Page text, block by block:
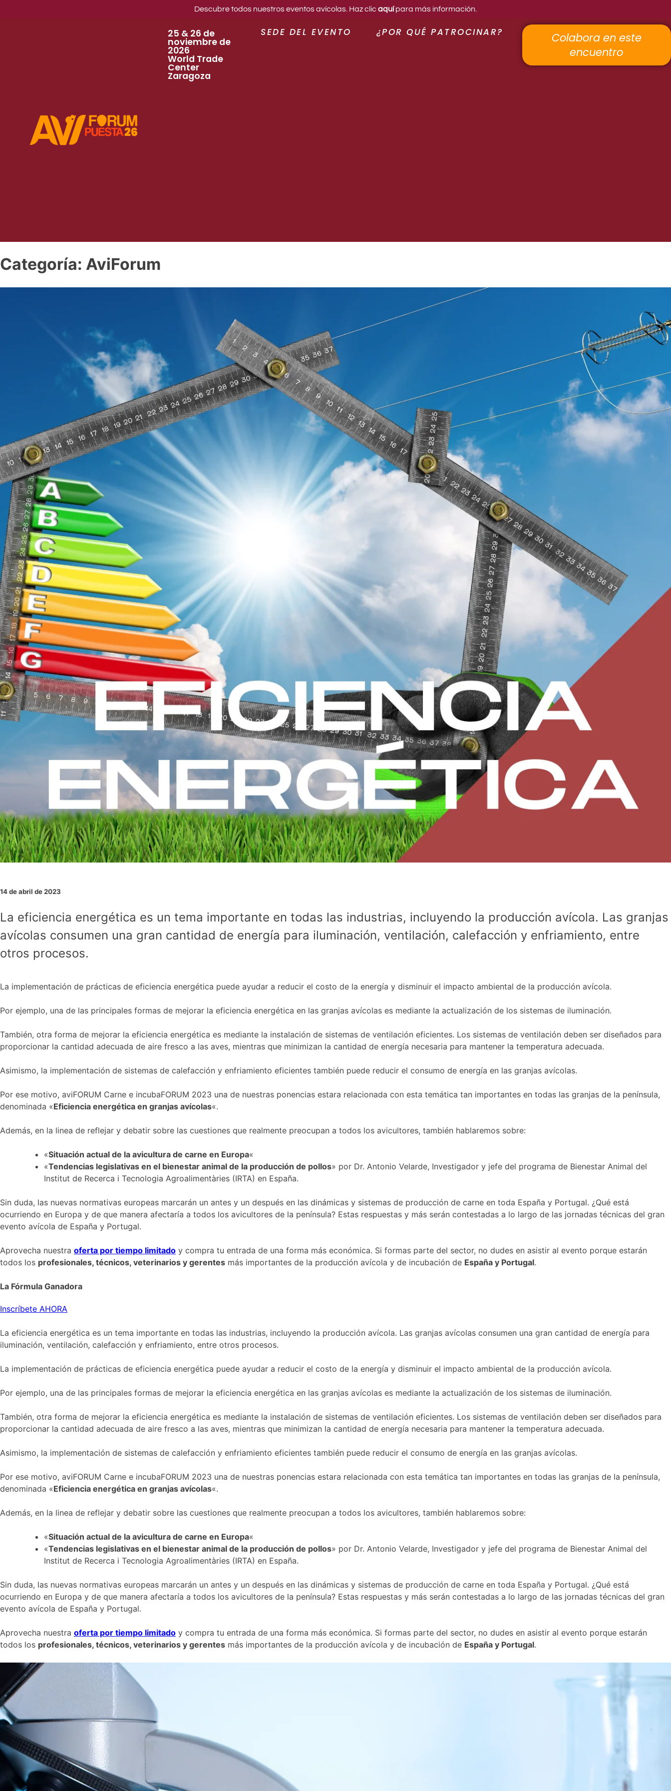
Descubre todos nuestros eventos avícolas. Haz clic aquípara más información.
25 & 26 de
noviembre de
2026
World Trade
Center
Zaragoza
SEDE DEL EVENTO ¿POR QUÉ PATROCINAR?
Colabora en este
encuentro
Categoría: AviForum
14 de abril de 2023
La eficiencia energética es un tema importante en todas las industrias, incluyendo la producción avícola. Las granjas
avícolas consumen una gran cantidad de energía para iluminación, ventilación, calefacción y enfriamiento, entre
otros procesos.
La implementación de prácticas de eficiencia energética puede ayudar a reducir el costo de la energía y disminuir el impacto ambiental de la producción avícola.
Por ejemplo, una de las principales formas de mejorar la eficiencia energética en las granjas avícolas es mediante la actualización de los sistemas de iluminación.
También, otra forma de mejorar la eficiencia energética es mediante la instalación de sistemas de ventilación eficientes. Los sistemas de ventilación deben ser diseñados para
proporcionar la cantidad adecuada de aire fresco a las aves, mientras que minimizan la cantidad de energía necesaria para mantener la temperatura adecuada.
Asimismo, la implementación de sistemas de calefacción y enfriamiento eficientes también puede reducir el consumo de energía en las granjas avícolas.
Por ese motivo, aviFORUM Carne e incubaFORUM 2023 una de nuestras ponencias estara relacionada con esta temática tan importantes en todas las granjas de la península,
denominada «Eficiencia energética en granjas avícolas«.
Además, en la linea de reflejar y debatir sobre las cuestiones que realmente preocupan a todos los avicultores, también hablaremos sobre:
«Situación actual de la avicultura de carne en Europa«
«Tendencias legislativas en el bienestar animal de la producción de pollos» por Dr. Antonio Velarde, Investigador y jefe del programa de Bienestar Animal del
Institut de Recerca i Tecnologia Agroalimentàries (IRTA) en España.
Sin duda, las nuevas normativas europeas marcarán un antes y un después en las dinámicas y sistemas de producción de carne en toda España y Portugal. ¿Qué está
ocurriendo en Europa y de que manera afectaría a todos los avicultores de la península? Estas respuestas y más serán contestadas a lo largo de las jornadas técnicas del gran
evento avícola de España y Portugal.
Aprovecha nuestra oferta por tiempo limitado y compra tu entrada de una forma más económica. Si formas parte del sector, no dudes en asistir al evento porque estarán
todos los profesionales, técnicos, veterinarios y gerentes más importantes de la producción avícola y de incubación de España y Portugal.
La Fórmula Ganadora
Inscríbete AHORA
La eficiencia energética es un tema importante en todas las industrias, incluyendo la producción avícola. Las granjas avícolas consumen una gran cantidad de energía para
iluminación, ventilación, calefacción y enfriamiento, entre otros procesos.
La implementación de prácticas de eficiencia energética puede ayudar a reducir el costo de la energía y disminuir el impacto ambiental de la producción avícola.
Por ejemplo, una de las principales formas de mejorar la eficiencia energética en las granjas avícolas es mediante la actualización de los sistemas de iluminación.
También, otra forma de mejorar la eficiencia energética es mediante la instalación de sistemas de ventilación eficientes. Los sistemas de ventilación deben ser diseñados para
proporcionar la cantidad adecuada de aire fresco a las aves, mientras que minimizan la cantidad de energía necesaria para mantener la temperatura adecuada.
Asimismo, la implementación de sistemas de calefacción y enfriamiento eficientes también puede reducir el consumo de energía en las granjas avícolas.
Por ese motivo, aviFORUM Carne e incubaFORUM 2023 una de nuestras ponencias estara relacionada con esta temática tan importantes en todas las granjas de la península,
denominada «Eficiencia energética en granjas avícolas«.
Además, en la linea de reflejar y debatir sobre las cuestiones que realmente preocupan a todos los avicultores, también hablaremos sobre:
«Situación actual de la avicultura de carne en Europa«
«Tendencias legislativas en el bienestar animal de la producción de pollos» por Dr. Antonio Velarde, Investigador y jefe del programa de Bienestar Animal del
Institut de Recerca i Tecnologia Agroalimentàries (IRTA) en España.
Sin duda, las nuevas normativas europeas marcarán un antes y un después en las dinámicas y sistemas de producción de carne en toda España y Portugal. ¿Qué está
ocurriendo en Europa y de que manera afectaría a todos los avicultores de la península? Estas respuestas y más serán contestadas a lo largo de las jornadas técnicas del gran
evento avícola de España y Portugal.
Aprovecha nuestra oferta por tiempo limitado y compra tu entrada de una forma más económica. Si formas parte del sector, no dudes en asistir al evento porque estarán
todos los profesionales, técnicos, veterinarios y gerentes más importantes de la producción avícola y de incubación de España y Portugal.